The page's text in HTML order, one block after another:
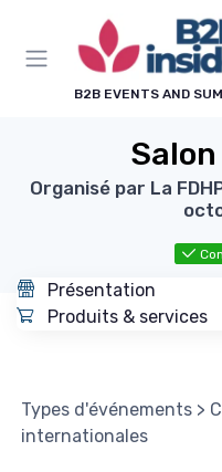
B2B EVENTS AND
Organisé par La
Présentation
Produits & services
Types d'événements >
internationales
Panneau de gestion des